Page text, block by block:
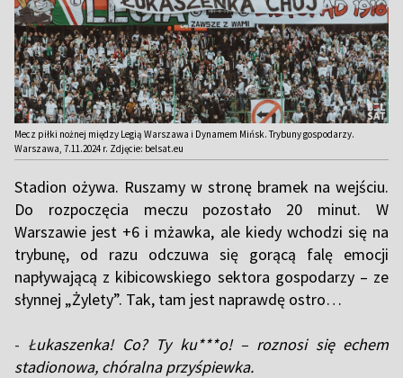
Mecz piłki nożnej między Legią Warszawa i Dynamem Mińsk. Trybuny gospodarzy.
Warszawa, 7.11.2024 r. Zdjęcie: belsat.eu
Stadion ożywa. Ruszamy w stronę bramek na wejściu.
Do rozpoczęcia meczu pozostało 20 minut. W
Warszawie jest +6 i mżawka, ale kiedy wchodzi się na
trybunę, od razu odczuwa się gorącą falę emocji
napływającą z kibicowskiego sektora gospodarzy – ze
słynnej „Żylety”. Tak, tam jest naprawdę ostro…
- Łukaszenka! Co? Ty ku***o! – roznosi się echem
stadionowa, chóralna przyśpiewka.